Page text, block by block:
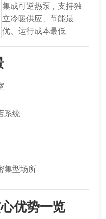
集成可逆热泵，支持独
立冷暖供应、节能最
优、运行成本最低
系统
集型场所
优势一览